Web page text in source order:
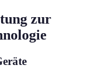
zur